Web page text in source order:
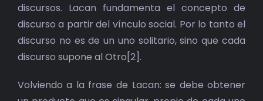
discursos. Lacan fundamenta el concepto de
discurso a partir del vínculo social. Por lo tanto el
discurso no es de un uno solitario, sino que cada
discurso supone al Otro[2].
Volviendo a la frase de Lacan: se debe obtener